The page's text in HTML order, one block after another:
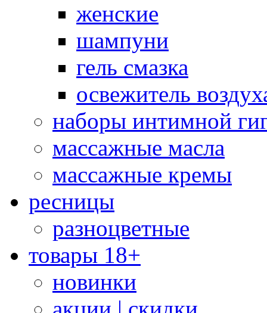
женские
шампуни
гель смазка
освежитель
наборы интимной
массажные масла
массажные кремы
ресницы
разноцветные
товары 18+
новинки